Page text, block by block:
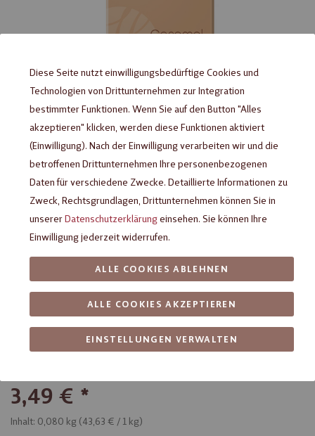
Heilemann Caramel Blond
Chocolate Pur, 80 g
3,49 €
Feinste Tafelschokolade mit einzigartig, zart schmelzendem
Inhalt: 0,080 kg (43,63 € / 1 kg)
Diese Seite nutzt einwilligungsbedürftige Cookies und
Technologien von Drittunternehmen zur Integration
bestimmter Funktionen. Wenn Sie auf den Button "Alles
akzeptieren" klicken, werden diese Funktionen aktiviert
(Einwilligung). Nach der Einwilligung verarbeiten wir und die
betroffenen Drittunternehmen Ihre personenbezogenen
Daten für verschiedene Zwecke. Detaillierte Informationen zu
Zweck, Rechtsgrundlagen, Drittunternehmen können Sie in
unsererDatenschutzerklärungeinsehen. Sie können Ihre
Einwilligung jederzeit widerrufen.
EINSTELLUNGEN VERWALTEN
ALLE COOKIES AKZEPTIEREN
ALLE COOKIES ABLEHNEN